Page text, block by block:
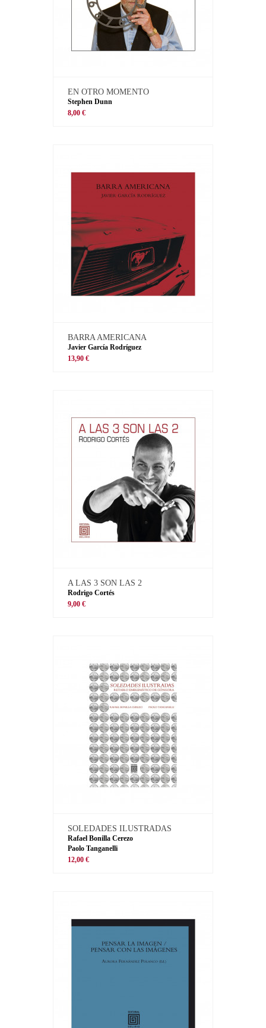
EN OTRO MOMENTO
Stephen Dunn
8,00 €
BARRA AMERICANA
Javier García Rodríguez
13,90 €
A LAS 3 SON LAS 2
Rodrigo Cortés
9,00 €
SOLEDADES ILUSTRADAS
Rafael Bonilla Cerezo
Paolo Tanganelli
12,00 €